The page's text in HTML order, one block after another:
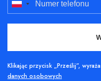
Klikając przycisk „Prześlij”,
danych osobowych